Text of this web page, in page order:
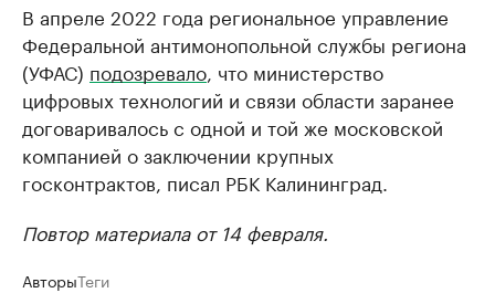
В апреле 2022 года региональное управление
Федеральной антимонопольной службы региона
(УФАС) подозревало , что министерство
цифровых технологий и связи области заранее
договаривалось с одной и той же московской
компанией о заключении крупных
госконтрактов, писал РБК Калининград.
Повтор материала от 14 февраля.
АвторыТеги